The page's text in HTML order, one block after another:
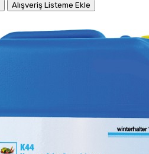
Alışveriş Listeme Ekle